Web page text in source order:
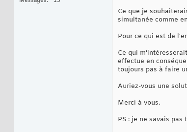
Ce que je
simultanée comme
Pour ce qui est de
Ce qui
effectue en
toujours pas à faire
Auriez-vous une
Merci à vous.
PS : je ne savais